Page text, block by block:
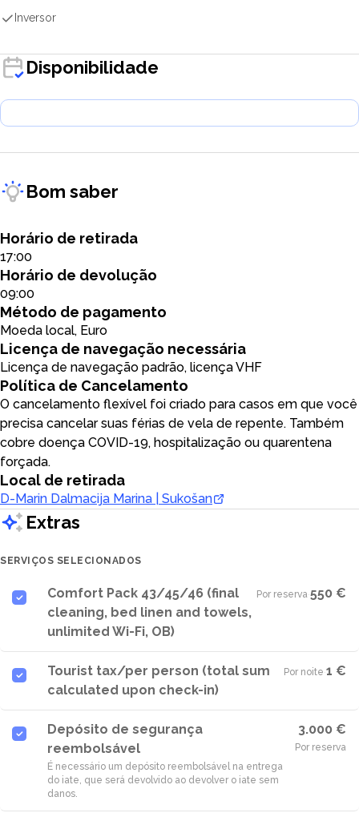
Inversor
Disponibilidade
Bom saber
Horário de retirada
17:00
Horário de devolução
09:00
Método de pagamento
Moeda local, Euro
Licença de navegação necessária
Licença de navegação padrão, licença VHF
Política de Cancelamento
O cancelamento flexível foi criado para casos em que você
precisa cancelar suas férias de vela de repente. Também
cobre doença COVID-19, hospitalização ou quarentena
forçada.
Local de retirada
D-Marin Dalmacija Marina | Sukošan
Extras
SERVIÇOS SELECIONADOS
Comfort Pack 43/45/46 (final
cleaning, bed linen and towels,
unlimited Wi-Fi, OB)
Por reserva·550 €
Tourist tax/per person (total sum
calculated upon check-in)
Por noite·1 €
Depósito de segurança
reembolsável
É necessário um depósito reembolsável na entrega
do iate, que será devolvido ao devolver o iate sem
danos.
3.000 €
Por reserva